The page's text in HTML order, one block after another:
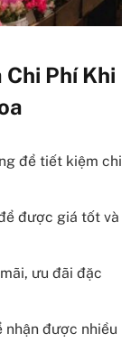
Phí Khi
để tiết kiệm chi
được giá tốt và
ưu đãi đặc
nhận được nhiều